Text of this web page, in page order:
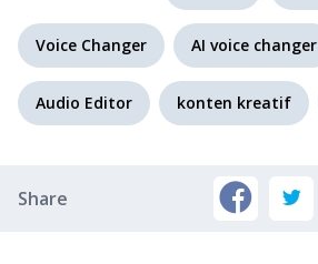
Voice Changer AI voice changer
Audio Editor konten kreatif
Share